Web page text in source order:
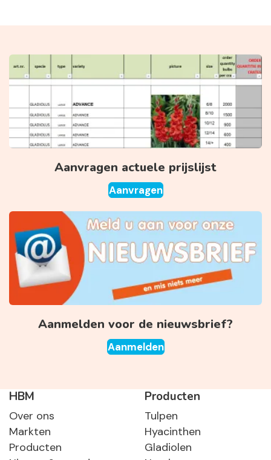
Aanvragen actuele prijslijst
Aanvragen
Aanmelden voor de nieuwsbrief?
Aanmelden
HBM
Over ons
Markten
Producten
Producten
Tulpen
Hyacinthen
Gladiolen